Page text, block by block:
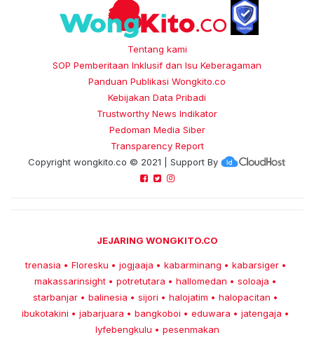
Tentang kami
SOP Pemberitaan Inklusif dan Isu Keberagaman
Panduan Publikasi Wongkito.co
Kebijakan Data Pribadi
Trustworthy News Indikator
Pedoman Media Siber
Transparency Report
Copyright wongkito.co © 2021 | Support By
JEJARING WONGKITO.CO
trenasia • Floresku • jogjaaja • kabarminang • kabarsiger •
makassarinsight • potretutara • hallomedan • soloaja •
starbanjar • balinesia • sijori • halojatim • halopacitan •
ibukotakini • jabarjuara • bangkoboi • eduwara • jatengaja •
lyfebengkulu • pesenmakan